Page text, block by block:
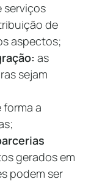
serviços
de
aspectos;
as
sejam
a
gerados em
podem ser